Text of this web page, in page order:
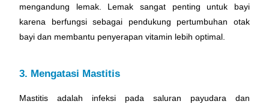
mengandung lemak. Lemak sangat penting untuk bayi
karena berfungsi sebagai pendukung pertumbuhan otak
bayi dan membantu penyerapan vitamin lebih optimal.
3. Mengatasi Mastitis
Mastitis adalah infeksi pada saluran payudara dan